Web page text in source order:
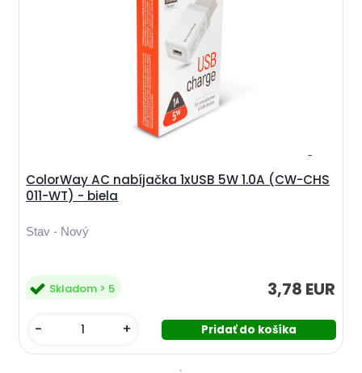
ColorWay AC nabíjačka 1xUSB 5W 1.0A (CW-CHS
011-WT) - biela
Stav - Nový
3,78 EUR
Skladom > 5
- +